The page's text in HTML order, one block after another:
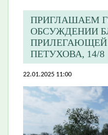
ПРИГЛАШАЕМ
ОБСУЖДЕНИИ
ПРИЛЕГАЮЩЕЙ
ПЕТУХОВА, 14/8
22.01.2025 11:00